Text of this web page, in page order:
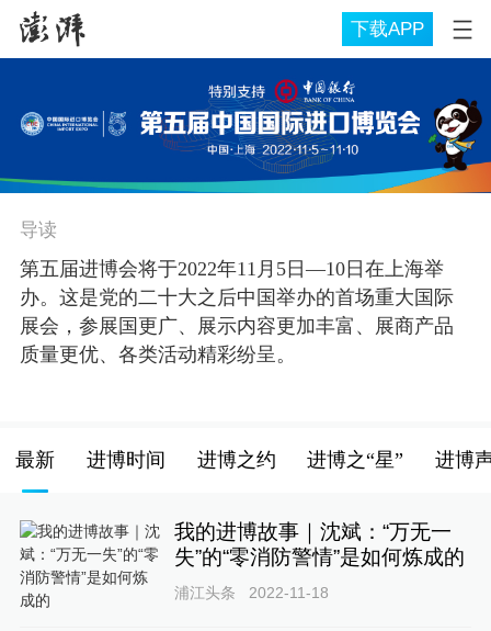
下载APP
导读
第五届进博会将于2022年11月5日—10日在上海举
办。这是党的二十大之后中国举办的首场重大国际
展会，参展国更广、展示内容更加丰富、展商产品
质量更优、各类活动精彩纷呈。
最新 进博时间 进博之约 进博之“星” 进博
我的进博故事｜沈斌：“万无一
失”的“零消防警情”是如何炼成的
浦江头条 2022-11-18